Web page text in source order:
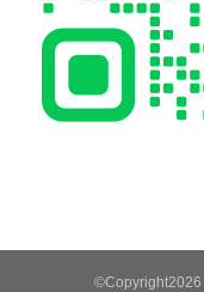
©Copyright2026